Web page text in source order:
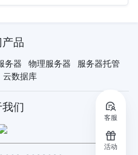
品
务器 物理服务器
服务器托管
云数据库
们
客服
活动